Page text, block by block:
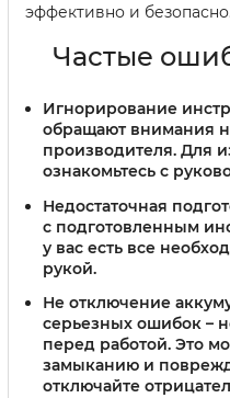
эффективно и безопасно.
Частые
Игнорирование
обращают внимания
производителя. Для
ознакомьтесь с
Недостаточная
с подготовленным
у вас есть все
рукой.
Не отключение
серьезных ошибок –
перед работой. Это
замыканию и
отключайте